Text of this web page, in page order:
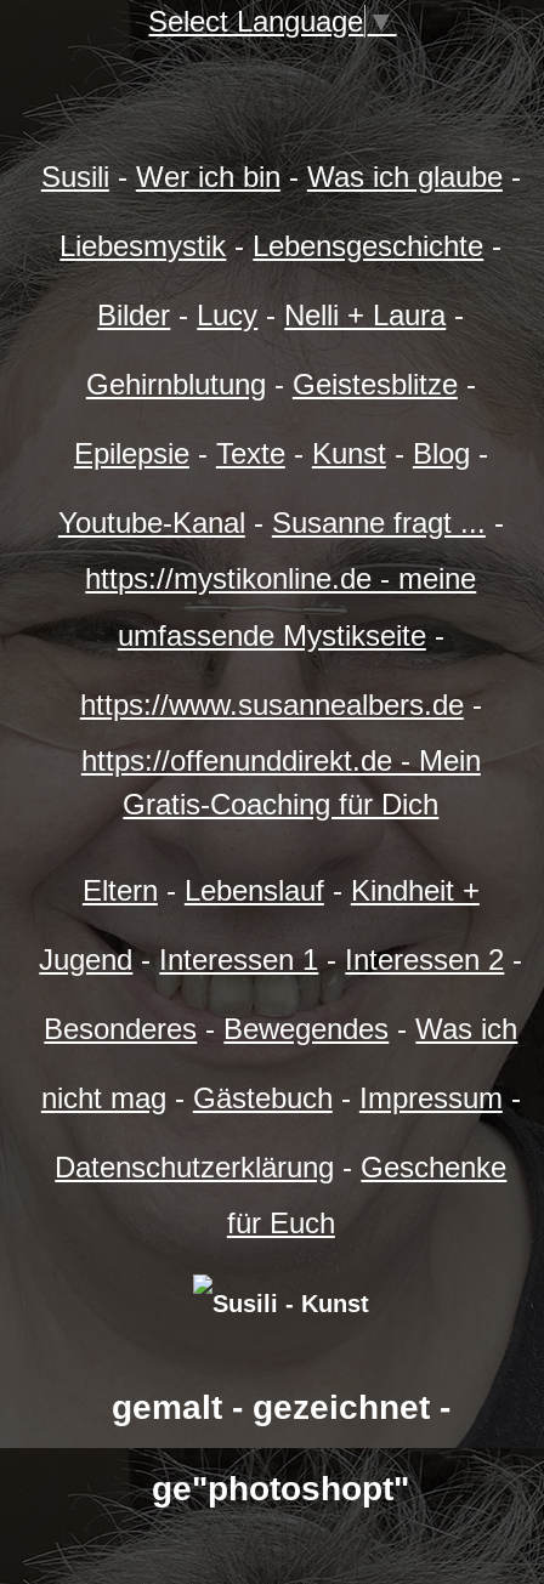
Select Language▼
Susili-Wer ich bin-Was ich glaube-
Liebesmystik-Lebensgeschichte-
Bilder - Lucy - Nelli + Laura-
Gehirnblutung - Geistesblitze-
Epilepsie- Texte- Kunst- Blog -
Youtube-Kanal - Susanne fragt ... -
https://mystikonline.de - meine
umfassende Mystikseite-
https://www.susannealbers.de-
https://offenunddirekt.de - Mein
Gratis-Coaching für Dich
Eltern - Lebenslauf- Kindheit +
Jugend- Interessen 1 - Interessen 2 -
Besonderes - Bewegendes -Was ich
nicht mag - Gästebuch - Impressum -
Datenschutzerklärung - Geschenke
für Euch
gemalt - gezeichnet -
ge"photoshopt"